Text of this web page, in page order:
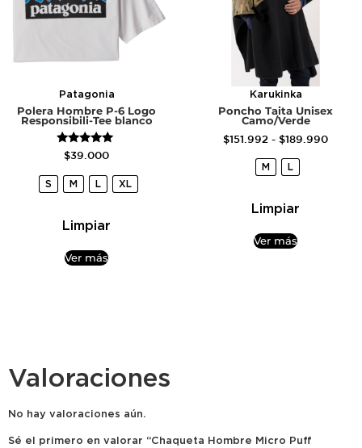
Patagonia
Polera Hombre P-6 Logo
Responsibili-Tee blanco
Valorado
5.00
de 5
$39.000
S M L XL
Limpiar
Ver más
Karukinka
Poncho Taita Unisex
Camo/Verde
$151.992 - $189.990
M L
Limpiar
Ver más
Valoraciones
No hay valoraciones aún.
Sé el primero en valorar “Chaqueta Hombre Micro Puff